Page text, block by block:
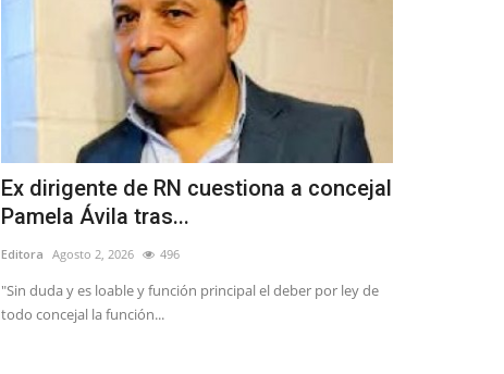
Ex dirigente de RN cuestiona a concejal
Pamela Ávila tras...
Editora Agosto 2, 2026 496
"Sin duda y es loable y función principal el deber por ley de
todo concejal la función...